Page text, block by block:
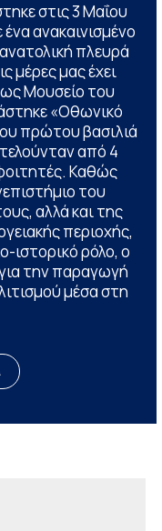
στις 3 Μαΐου
ανακαινισμένο
πλευρά
μέρες μας έχει
ως Μουσείο του
«Οθωνικό
πρώτου βασιλιά
από 4
Καθώς
του
αλλά και της
περιοχής,
ιστορικό ρόλο, ο
την παραγωγή
μέσα στη